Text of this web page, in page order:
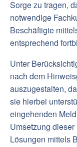
Sorge zu tragen,
notwendige
Beschäftigte
entsprechend
Unter
nach dem
auszugestalten,
sie hierbei
eingehenden
Umsetzung
Lösungen mittels